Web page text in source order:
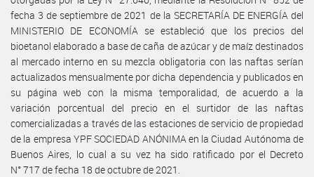
fecha 3 de septiembre de 2021 de la SECRETARÍA DE ENERGÍA del
MINISTERIO DE ECONOMÍA se estableció que los precios del
bioetanol elaborado a base de caña de azúcar y de maíz destinados
al mercado interno en su mezcla obligatoria con las naftas serían
actualizados mensualmente por dicha dependencia y publicados en
su página web con la misma temporalidad, de acuerdo a la
variación porcentual del precio en el surtidor de las naftas
comercializadas a través de las estaciones de servicio de propiedad
de la empresa YPF SOCIEDAD ANÓNIMA en la Ciudad Autónoma de
Buenos Aires, lo cual a su vez ha sido ratificado por el Decreto
N° 717 de fecha 18 de octubre de 2021.